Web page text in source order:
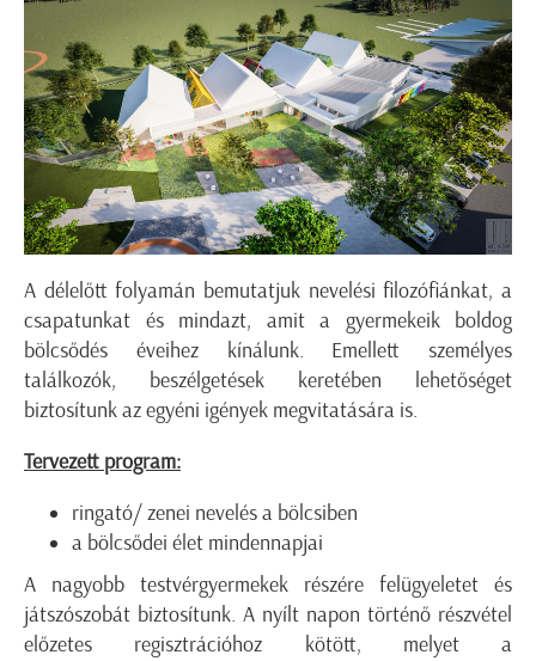
A délelőtt folyamán bemutatjuk nevelési filozófiánkat, a
csapatunkat és mindazt, amit a gyermekeik boldog
bölcsődés éveihez kínálunk. Emellett személyes
találkozók, beszélgetések keretében lehetőséget
biztosítunk az egyéni igények megvitatására is.
Tervezett program:
ringató/ zenei nevelés a bölcsiben
a bölcsődei élet mindennapjai
A nagyobb testvérgyermekek részére felügyeletet és
játszószobát biztosítunk. A nyílt napon történő részvétel
előzetes regisztrációhoz kötött, melyet a